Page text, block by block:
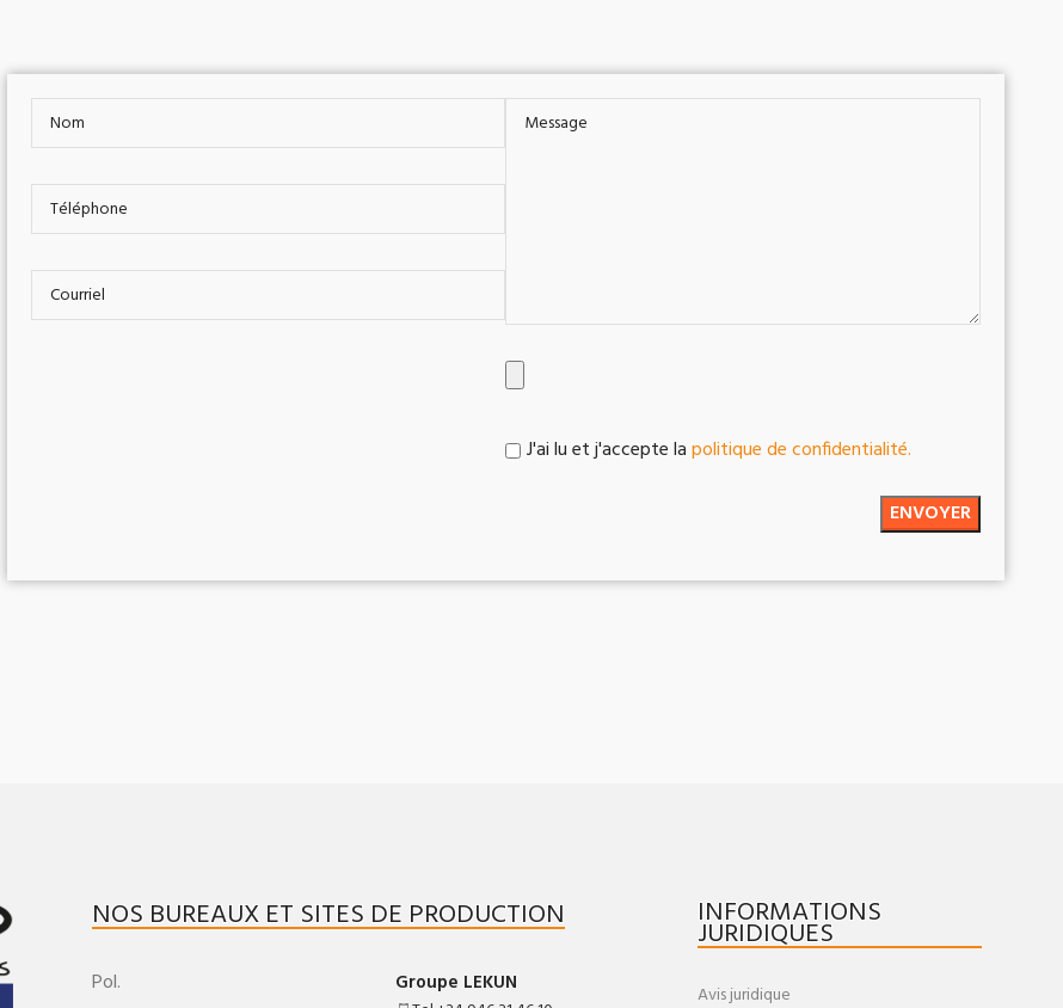
J'ai lu et j'accepte lapolitique de confidentialité.
NOS BUREAUX ET SITES DE PRODUCTION
Pol. Groupe LEKUN
INFORMATIONS
JURIDIQUES
Avis juridique